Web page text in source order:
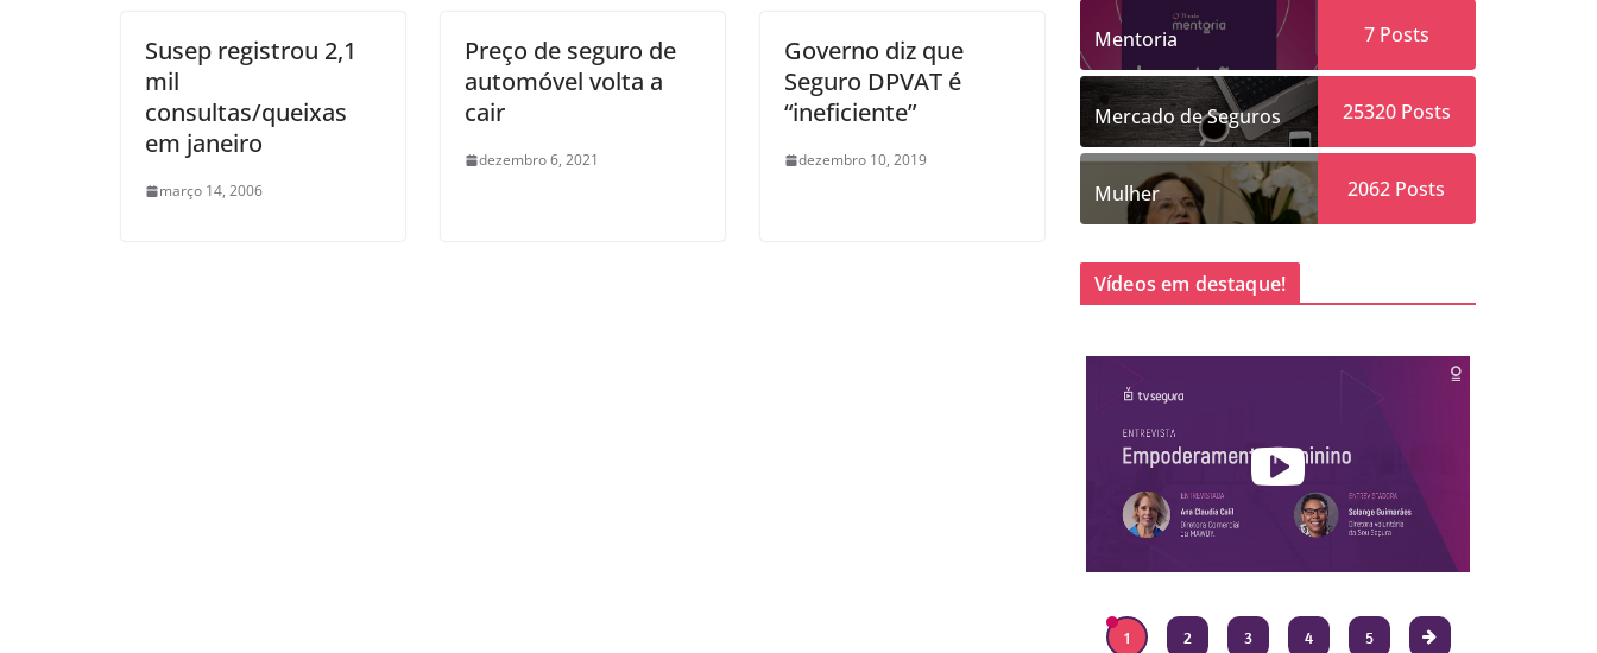
Susep registrou 2,1
mil
consultas/queixas
em janeiro
março 14, 2006
Preço de seguro de
automóvel volta a
cair
dezembro 6, 2021
Governo diz que
Seguro DPVAT é
“ineficiente”
dezembro 10, 2019
Mentoria 7Posts
Mercado de Seguros 25320Posts
Mulher 2062 Posts
Vídeos em destaque!
1 2 3 4 5